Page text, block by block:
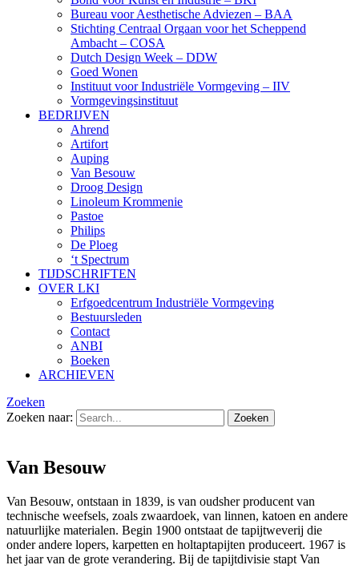
Bureau voor Aesthetische Adviezen – BAA
Stichting Centraal Orgaan voor het Scheppend
Ambacht – COSA
Dutch Design Week – DDW
Goed Wonen
Instituut voor Industriële Vormgeving – IIV
Vormgevingsinstituut
BEDRIJVEN
Ahrend
Artifort
Auping
Van Besouw
Droog Design
Linoleum Krommenie
Pastoe
Philips
De Ploeg
‘t Spectrum
TIJDSCHRIFTEN
OVER LKI
Erfgoedcentrum Industriële Vormgeving
Bestuursleden
Contact
ANBI
Boeken
ARCHIEVEN
Zoeken
Zoeken naar:
Van Besouw
Van Besouw, ontstaan in 1839, is van oudsher producent van
technische weefsels, zoals zwaardoek, van linnen, katoen en andere
natuurlijke materialen. Begin 1900 ontstaat de tapijtweverij die
onder andere lopers, karpetten en holtaptapijten produceert. 1967 is
het jaar van de grote verandering. Bij de tapijtdivisie stapt Van